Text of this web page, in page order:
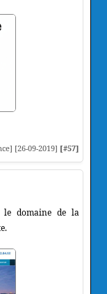
[26-09-2019] [#57]
domaine de la